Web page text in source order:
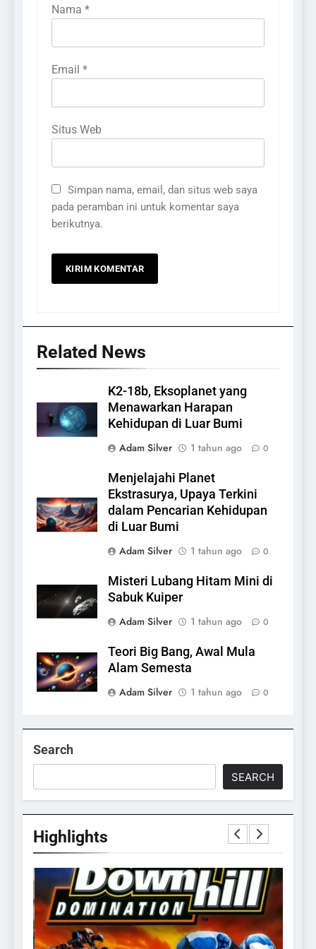
Nama *
Email *
Situs Web
Simpan nama, email, dan situs web saya
pada peramban ini untuk komentar saya
berikutnya.
Related News
K2-18b, Eksoplanet yang
Menawarkan Harapan
Kehidupan di Luar Bumi
Adam Silver
1 tahun ago 0
Menjelajahi Planet
Ekstrasurya, Upaya Terkini
dalam Pencarian Kehidupan
di Luar Bumi
Adam Silver
1 tahun ago 0
Misteri Lubang Hitam Mini di
Sabuk Kuiper
Adam Silver
1 tahun ago 0
Teori Big Bang, Awal Mula
Alam Semesta
Adam Silver
1 tahun ago 0
Search
SEARCH
Highlights